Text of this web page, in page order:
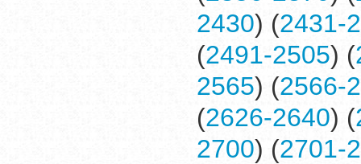
2430) (2431-
(2491-2505) (
2565) (2566-
(2626-2640) (
2700) (2701-